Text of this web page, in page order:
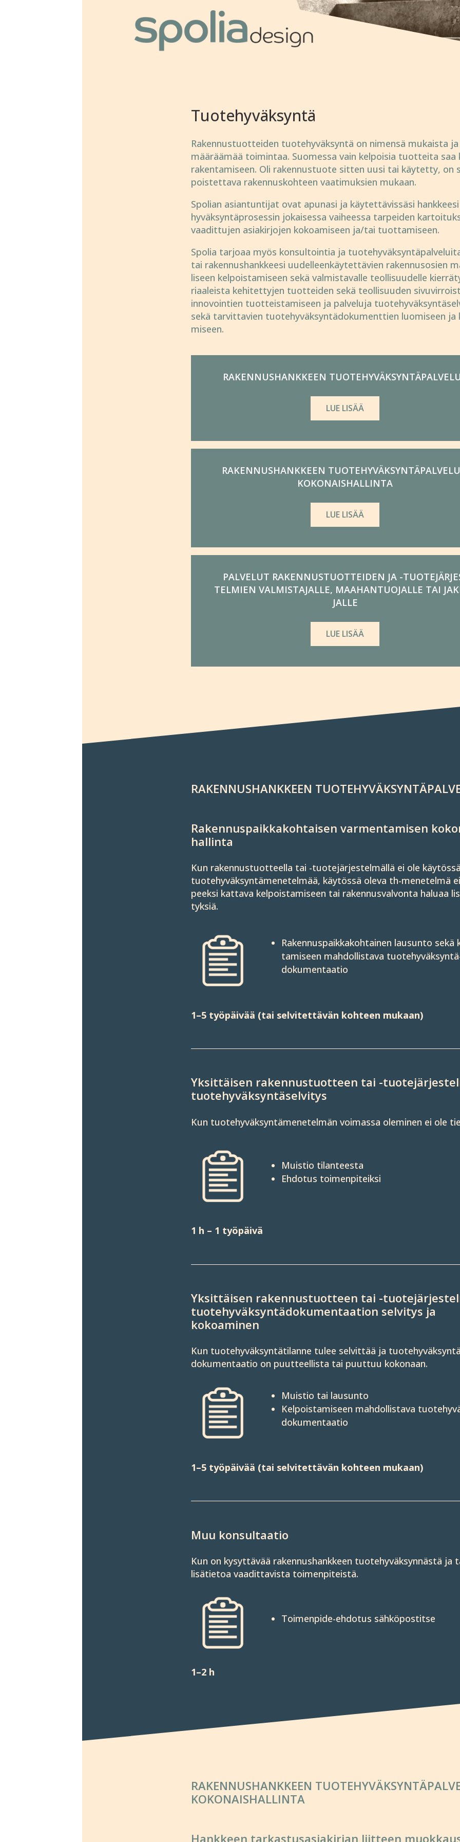
Tuotehyväksyntä
Rakennus­tuot­teiden tuote­hyväk­syntä on nimensä mukaista ja
mää­rää­mää toimin­taa. Suomessa vain kel­poisia tuot­teita saa
raken­ta­miseen. Oli rakennus­tuote sitten uusi tai käy­tetty, on
pois­tet­tava rakennus­kohteen vaati­muk­sien mu­kaan.
Spolian asian­tuntijat ovat apu­nasi ja käytet­tävis­säsi
hyväksyn­tä­pro­sessin jokai­sessa vai­hees­sa tar­peiden
vaadit­tujen asia­kirjojen kokoa­mi­seen ja/tai tuot­tami­seen.
Spolia tarjoaa myös konsul­tointia ja
tai rakennus­hank­keesi uudel­leen­käytet­tävien raken­nus­osien
liseen kel­pois­ta­miseen sekä valmis­taval­le teol­lisuu­delle
riaa­leista kehi­tet­tyjen tuot­teiden sekä teol­lisuu­den
inno­voin­tien tuot­teis­ta­miseen ja pal­ve­luja
sekä tarvit­tavien tuote­hyväksyntä­dokument­tien luomi­seen ja
miseen.
RAKENNUS­HANKKEEN
LUE LISÄÄ
RAKENNUS­­HANK­KEEN
KOKONAIS­­HALLINTA
LUE LISÄÄ
PALVELUT RAKENNUS­­TUOT­­TEIDEN JA -
TELMIEN VALMIS­­­TAJALLE, MAAHAN­­­TUOJALLE TAI
JALLE
LUE LISÄÄ
RAKENNUS­HANKKEEN
Rakennus­paikka­kohtaisen varmen­tamisen
hallinta
Kun raken­nus­tuot­teella tai -tuote­järjestel­mällä ei ole
tuote­hyväk­syntä­mene­telmää, käy­tössä oleva th-mene­telmä
peeksi kat­tava kelpois­tami­seen tai rakennus­valvonta haluaa
tyksiä.
Rakennus­paikka­kohtainen lau­sunto sekä
tamiseen mahdol­listava
dokumen­taatio
1–5 työpäivää (tai selvitettävän kohteen mukaan)
Yksittäisen rakennus­tuotteen tai -
tuote­hyväksyntä­selvitys
Kun tuote­hyväksyntä­menetelmän voi­massa oleminen ei ole
Muistio tilanteesta
Ehdotus toimenpiteiksi
1 h – 1 työpäivä
Yksittäisen rakennus­tuotteen tai -
tuote­hyväksyntä­dokumen­taation selvitys ja
kokoaminen
Kun tuote­­hyväk­syntä­­tilanne tulee selvit­­tää ja
dokumen­­taatio on puut­­teel­lista tai puut­­tuu koko­naan.
Muistio tai lausunto
Kelpoista­miseen mahdol­listava
dokumen­taatio
1–5 työpäivää (tai selvitettävän kohteen mukaan)
Muu konsultaatio
Kun on kysyttävää rakennus­hankkeen tuote­hyväksyn­nästä ja
lisä­tietoa vaadit­tavista toimen­piteistä.
Toimen­pide-ehdotus sähkö­pos­titse
1–2 h
RAKENNUS­HANKKEEN
KOKONAIS­HALLINTA
Hank­keen tarkastus­asia­kirjan liit­teen